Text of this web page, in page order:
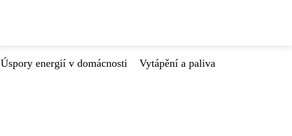
Úspory energií v domácnosti Vytápění a paliva